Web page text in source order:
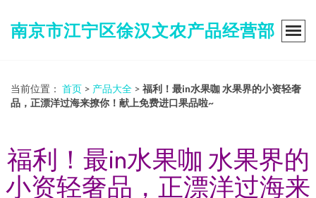
南京市江宁区徐汉文农产品经营部
当前位置： 首页 > 产品大全 > 福利！最in水果咖 水果界的小资轻奢
品，正漂洋过海来撩你！献上免费进口果品啦~
福利！最in水果咖 水果界的
小资轻奢品，正漂洋过海来